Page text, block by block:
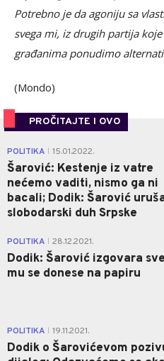
Potrebno je da agoniju sa
svega mi, iz drugih partija
građanima ponudimo
(Mondo)
PROČITAJTE I OVO
POLITIKA 15.01.2022.
Šarović: Kestenje iz vatre
nećemo vaditi, nismo ga ni
bacali; Dodik: Šarović
slobodarski duh Srpske
POLITIKA 28.12.2021.
Dodik: Šarović izgovara
mu se donese na papiru
POLITIKA 19.11.2021.
Dodik o Šarovićevom